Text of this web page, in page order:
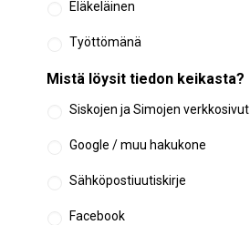
Eläkeläinen
Työttömänä
Mistä löysit tiedon keikasta?
Siskojen ja Simojen verkkosivut
Google / muu hakukone
Sähköpostiuutiskirje
Facebook